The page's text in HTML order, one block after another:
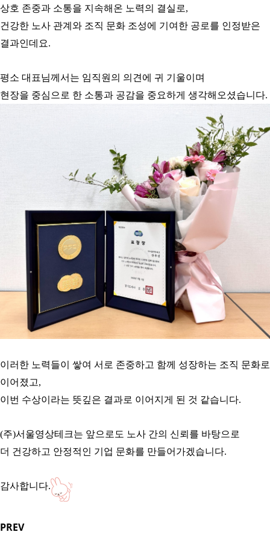
상호 존중과 소통을 지속해온 노력의 결실로,
건강한 노사 관계와 조직 문화 조성에 기여한 공로를 인정받은
결과인데요.
평소 대표님께서는 임직원의 의견에 귀 기울이며
현장을 중심으로 한 소통과 공감을 중요하게 생각해오셨습니다.
이러한 노력들이 쌓여 서로 존중하고 함께 성장하는 조직 문화로
이어졌고,
이번 수상이라는 뜻깊은 결과로 이어지게 된 것 같습니다.
(주)서울영상테크는 앞으로도 노사 간의 신뢰를 바탕으로
더 건강하고 안정적인 기업 문화를 만들어가겠습니다.
감사합니다.
PREV